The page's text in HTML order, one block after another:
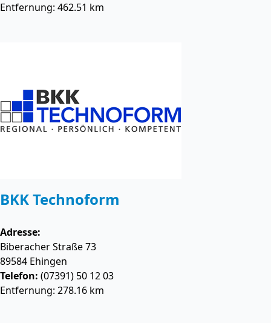
Entfernung: 462.51 km
BKK Technoform
Adresse:
Biberacher Straße 73
89584 Ehingen
Telefon: (07391) 50 12 03
Entfernung: 278.16 km